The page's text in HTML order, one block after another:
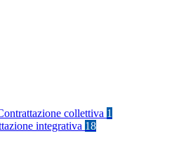
collettiva 1
integrativa 18